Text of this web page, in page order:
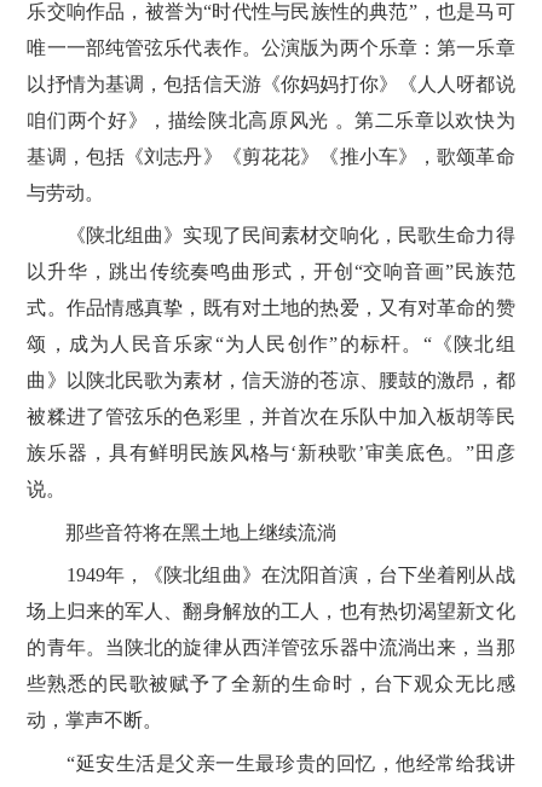
乐交响作品，被誉为“时代性与民族性的典范”，也是马可
唯一一部纯管弦乐代表作。公演版为两个乐章：第一乐章
以抒情为基调，包括信天游《你妈妈打你》《人人呀都说
咱们两个好》，描绘陕北高原风光 。第二乐章以欢快为
基调，包括《刘志丹》《剪花花》《推小车》，歌颂革命
与劳动。
《陕北组曲》实现了民间素材交响化，民歌生命力得
以升华，跳出传统奏鸣曲形式，开创“交响音画”民族范
式。作品情感真挚，既有对土地的热爱，又有对革命的赞
颂，成为人民音乐家“为人民创作”的标杆。“《陕北组
曲》以陕北民歌为素材，信天游的苍凉、腰鼓的激昂，都
被糅进了管弦乐的色彩里，并‌首次在乐队中加入板胡等民
族乐器‌，具有鲜明民族风格与‘新秧歌’审美底色。”田彦
说。
那些音符将在黑土地上继续流淌
1949年，《陕北组曲》在沈阳首演，台下坐着刚从战
场上归来的军人、翻身解放的工人，也有热切渴望新文化
的青年。当陕北的旋律从西洋管弦乐器中流淌出来，当那
些熟悉的民歌被赋予了全新的生命时，台下观众无比感
动，掌声不断。
“延安生活是父亲一生最珍贵的回忆，他经常给我讲